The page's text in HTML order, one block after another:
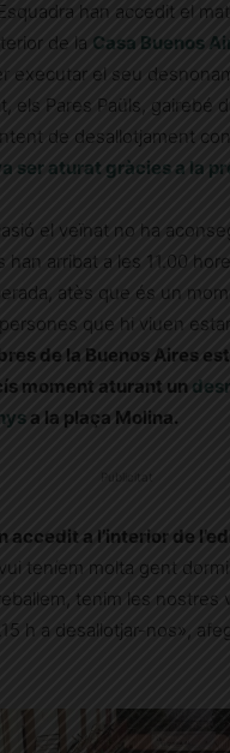
han accedit el
de la Casa Buenos
executar el seu
els Pares Paüls, gairebé
de desallotjament
ser aturat gràcies a la
el veïnat no ha
han arribat a les 11.00
atès que és un
que hi viuen
de la Buenos Aires
moment aturant un
a la plaça Molina.
accedit a l’interior de
teníem molta gent
tenim les nostres
h a desallotjar-nos»,